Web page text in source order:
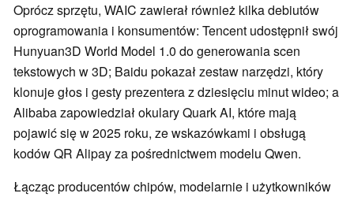
Oprócz sprzętu, WAIC zawierał również kilka debiutów
oprogramowania i konsumentów: Tencent udostępnił swój
Hunyuan3D World Model 1.0 do generowania scen
tekstowych w 3D; Baidu pokazał zestaw narzędzi, który
klonuje głos i gesty prezentera z dziesięciu minut wideo; a
Alibaba zapowiedział okulary Quark AI, które mają
pojawić się w 2025 roku, ze wskazówkami i obsługą
kodów QR Alipay za pośrednictwem modelu Qwen.
Łącząc producentów chipów, modelarnie i użytkowników